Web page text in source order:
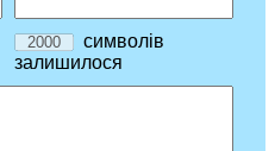
символів
залишилося